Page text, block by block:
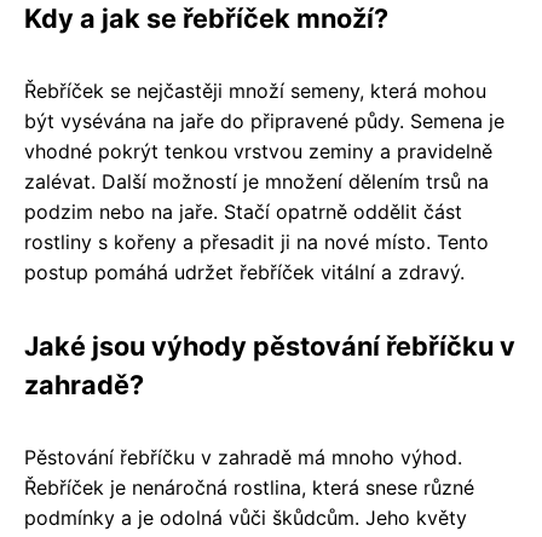
Kdy a jak se řebříček množí?
Řebříček se nejčastěji množí semeny, která mohou
být vysévána na jaře do připravené půdy. Semena je
vhodné pokrýt tenkou vrstvou zeminy a pravidelně
zalévat. Další možností je množení dělením trsů na
podzim nebo na jaře. Stačí opatrně oddělit část
rostliny s kořeny a přesadit ji na nové místo. Tento
postup pomáhá udržet řebříček vitální a zdravý.
Jaké jsou výhody pěstování řebříčku v
zahradě?
Pěstování řebříčku v zahradě má mnoho výhod.
Řebříček je nenáročná rostlina, která snese různé
podmínky a je odolná vůči škůdcům. Jeho květy